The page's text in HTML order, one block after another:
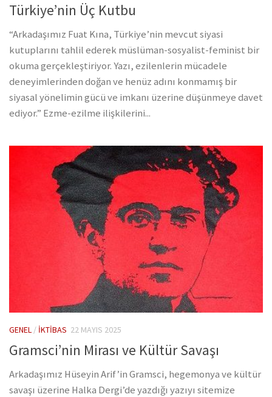
Türkiye’nin Üç Kutbu
“Arkadaşımız Fuat Kına, Türkiye’nin mevcut siyasi
kutuplarını tahlil ederek müslüman-sosyalist-feminist bir
okuma gerçekleştiriyor. Yazı, ezilenlerin mücadele
deneyimlerinden doğan ve henüz adını konmamış bir
siyasal yönelimin gücü ve imkanı üzerine düşünmeye davet
ediyor.” Ezme-ezilme ilişkilerini...
GENEL / İKTIBAS 22 MAYIS 2025
Gramsci’nin Mirası ve Kültür Savaşı
Arkadaşımız Hüseyin Arif’in Gramsci, hegemonya ve kültür
savaşı üzerine Halka Dergi’de yazdığı yazıyı sitemize